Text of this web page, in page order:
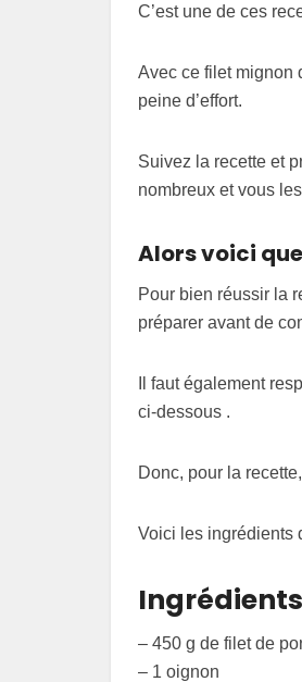
C’est une de ces
Avec ce filet mignon
peine d’effort.
Suivez la recette et
nombreux et vous
Alors voici
Pour bien réussir la
préparer avant de
Il faut également
ci-dessous .
Donc, pour la
Voici les ingrédients
– 450 g de filet de
– 1 oignon